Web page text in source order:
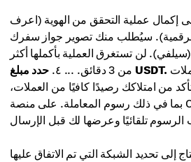
إكمال عملية التحقق من الهوية (اعرف
سيُطلب منك تصوير جواز سفرك
لن تستغرق العملية بأكملها أكثر
من 3 دقائق. ... ٤. حدد مبلغ USDT.
من امتلاكك رصيدًا كافيًا من العملات،
بما في ذلك رسوم المعاملة. على منصة Cryptomus، سيتم
إلى تحديد الشبكة التي تم الاتفاق عليها